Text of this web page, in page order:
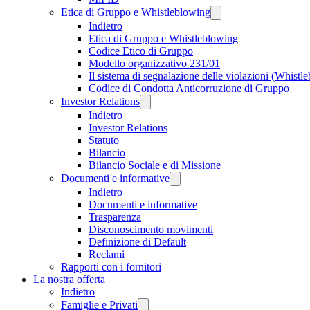
Etica di Gruppo e Whistleblowing
Indietro
Etica di Gruppo e Whistleblowing
Codice Etico di Gruppo
Modello organizzativo 231/01
Il sistema di segnalazione delle violazioni
Codice di Condotta Anticorruzione di Gruppo
Investor Relations
Indietro
Investor Relations
Statuto
Bilancio
Bilancio Sociale e di Missione
Documenti e informative
Indietro
Documenti e informative
Trasparenza
Disconoscimento movimenti
Definizione di Default
Reclami
Rapporti con i fornitori
La nostra offerta
Indietro
Famiglie e Privati